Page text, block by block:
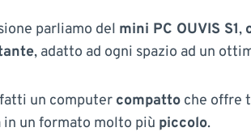
parliamo del mini PC OUVIS S1,
, adatto ad ogni spazio ad un
un computer compatto che offre
un formato molto più piccolo.